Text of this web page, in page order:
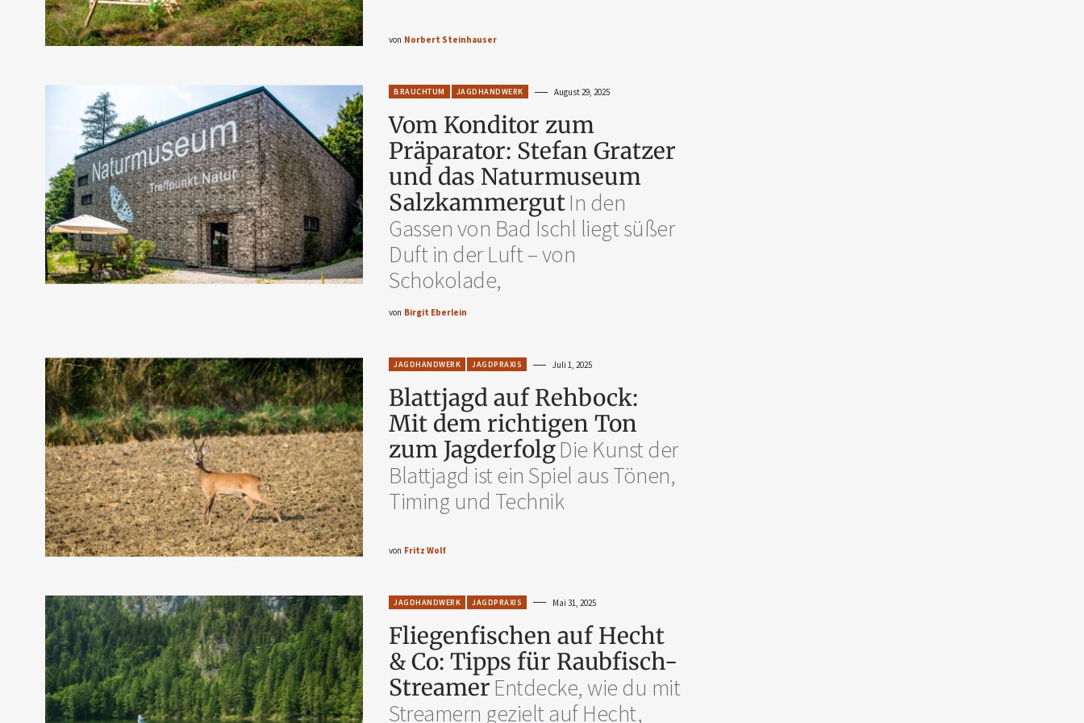
von Norbert Steinhauser
BRAUCHTUM JAGDHANDWERK August 29, 2025
Vom Konditor zum
Präparator: Stefan Gratzer
und das Naturmuseum
SalzkammergutIn den
Gassen von Bad Ischl liegt süßer
Duft in der Luft – von
Schokolade,
von Birgit Eberlein
JAGDHANDWERK JAGDPRAXIS Juli 1, 2025
Blattjagd auf Rehbock:
Mit dem richtigen Ton
zum JagderfolgDie Kunst der
Blattjagd ist ein Spiel aus Tönen,
Timing und Technik
von Fritz Wolf
JAGDHANDWERK JAGDPRAXIS Mai 31, 2025
Fliegenfischen auf Hecht
& Co: Tipps für Raubfisch-
StreamerEntdecke, wie du mit
Streamern gezielt auf Hecht,